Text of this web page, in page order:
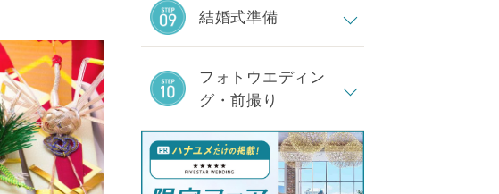
結婚式準備
フォトウエディン
グ・前撮り